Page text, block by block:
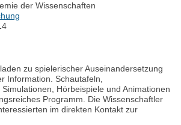
der Wissenschaften
zu spielerischer Auseinandersetzung
Information. Schautafeln,
Hörbeispiele und Animationen
Programm. Die Wissenschaftler
im direkten Kontakt zur